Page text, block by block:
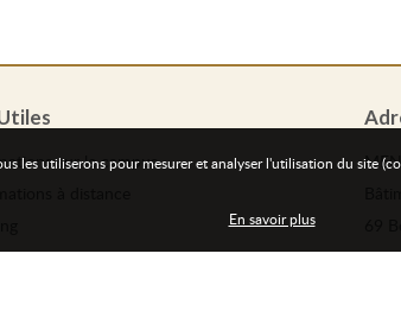
sur le campus
notre campus
les utiliserons pour mesurer et analyser l'utilisation du site
En savoir plus